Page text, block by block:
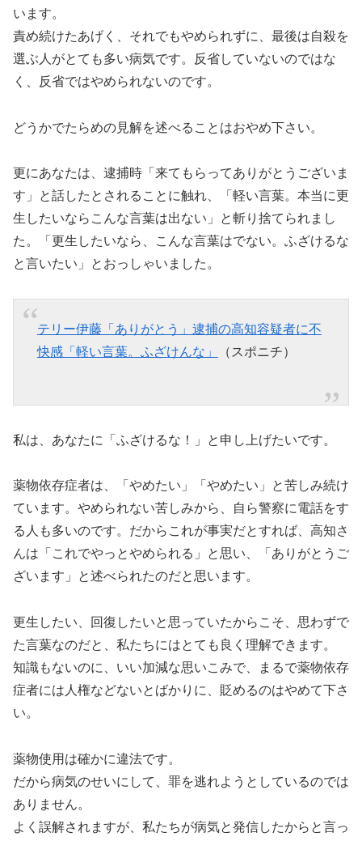
います。
責め続けたあげく、それでもやめられずに、最後は自殺を
選ぶ人がとても多い病気です。反省していないのではな
く、反省ではやめられないのです。
どうかでたらめの見解を述べることはおやめ下さい。
更にあなたは、逮捕時「来てもらってありがとうございま
す」と話したとされることに触れ、「軽い言葉。本当に更
生したいならこんな言葉は出ない」と斬り捨てられまし
た。「更生したいなら、こんな言葉はでない。ふざけるな
と言いたい」とおっしゃいました。
テリー伊藤「ありがとう」逮捕の高知容疑者に不
快感「軽い言葉。ふざけんな」
（スポニチ）
私は、あなたに「ふざけるな！」と申し上げたいです。
薬物依存症者は、「やめたい」「やめたい」と苦しみ続け
ています。やめられない苦しみから、自ら警察に電話をす
る人も多いのです。だからこれが事実だとすれば、高知さ
んは「これでやっとやめられる」と思い、「ありがとうご
ざいます」と述べられたのだと思います。
更生したい、回復したいと思っていたからこそ、思わずで
た言葉なのだと、私たちにはとても良く理解できます。
知識もないのに、いい加減な思いこみで、まるで薬物依存
症者には人権などないとばかりに、貶めるのはやめて下さ
い。
薬物使用は確かに違法です。
だから病気のせいにして、罪を逃れようとしているのでは
ありません。
よく誤解されますが、私たちが病気と発信したからと言っ